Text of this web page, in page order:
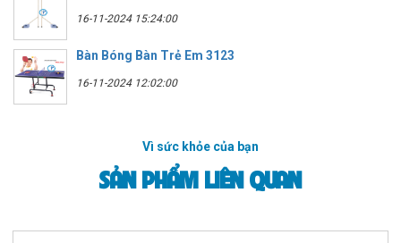
16-11-2024 15:24:00
Bàn Bóng Bàn Trẻ Em 3123
16-11-2024 12:02:00
Vì sức khỏe của bạn
SẢN PHẨM LIÊN QUAN